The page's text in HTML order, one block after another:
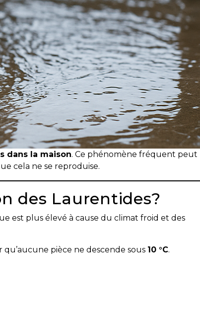
dans la maison. Ce phénomène fréquent peut
cela ne se reproduise.
des Laurentides?
est plus élevé à cause du climat froid et des
qu’aucune pièce ne descende sous 10 °C.